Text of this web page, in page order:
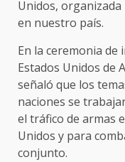
Unidos,
en nuestro país.
En la ceremonia
Estados Unidos de
señaló que los
naciones se
el tráfico de armas
Unidos y para
conjunto.